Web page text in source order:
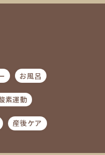
お風呂
素運動
産後ケア